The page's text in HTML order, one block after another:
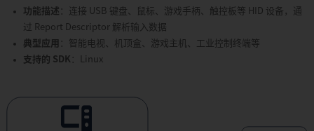
APP26:
ASR
Solution
Home
APP28:
功能描述 ：连接 USB 键盘、鼠标、游戏手柄、触控板等 HID 设备，通
过 Report Descriptor 解析输入数据
典型应用 ：智能电视、机顶盒、游戏主机、工业控制终端等
支持的 SDK ：Linux